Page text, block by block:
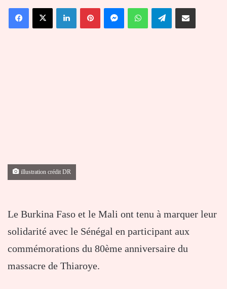
courriel
FacebookX LinkedinPinterestMessengerWhatsAppTelegramPartager par email
illustration crédit DR
Le Burkina Faso et le Mali ont tenu à marquer leur
solidarité avec le Sénégal en participant aux
commémorations du 80ème anniversaire du
massacre de Thiaroye.